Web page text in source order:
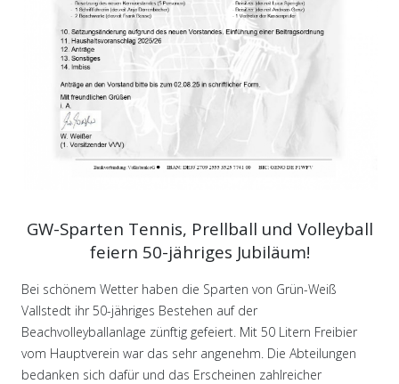
GW-Sparten Tennis, Prellball und Volleyball
feiern 50-jähriges Jubiläum!
Bei schönem Wetter haben die Sparten von Grün-Weiß
Vallstedt ihr 50-jähriges Bestehen auf der
Beachvolleyballanlage zünftig gefeiert. Mit 50 Litern Freibier
vom Hauptverein war das sehr angenehm. Die Abteilungen
bedanken sich dafür und das Erscheinen zahlreicher